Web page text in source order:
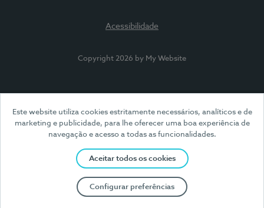
Este website utiliza cookies estritamente necessários, analíticos e de
marketing e publicidade, para lhe oferecer uma boa experiência de
navegação e acesso a todas as funcionalidades.
Aceitar todos os cookies
Configurar preferências
Acessibilidade
Copyright 2026 by My Website